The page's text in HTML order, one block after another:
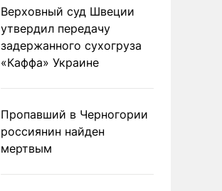
Верховный суд Швеции
утвердил передачу
задержанного сухогруза
«Каффа» Украине
Пропавший в Черногории
россиянин найден
мертвым